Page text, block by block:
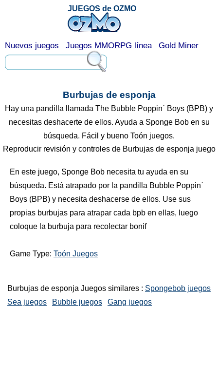
Burbujas de esponja
Hay una pandilla llamada The Bubble Poppin` Boys (BPB) y
necesitas deshacerte de ellos. Ayuda a Sponge Bob en su
búsqueda. Fácil y bueno Toón juegos.
Reproducir revisión y controles de Burbujas de esponja juego
En este juego, Sponge Bob necesita tu ayuda en su
búsqueda. Está atrapado por la pandilla Bubble Poppin`
Boys (BPB) y necesita deshacerse de ellos. Use sus
propias burbujas para atrapar cada bpb en ellas, luego
coloque la burbuja para recolectar bonif
Game Type: Toón Juegos
Burbujas de esponja Juegos similares : Spongebob juegos
Sea juegos
Bubble juegos Gang juegos
JUEGOS de OZMO
Nuevos juegos Juegos MMORPG línea Gold Miner